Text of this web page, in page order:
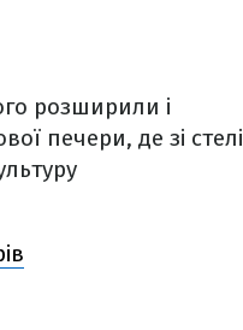
розширили і
печери, де зі стелі